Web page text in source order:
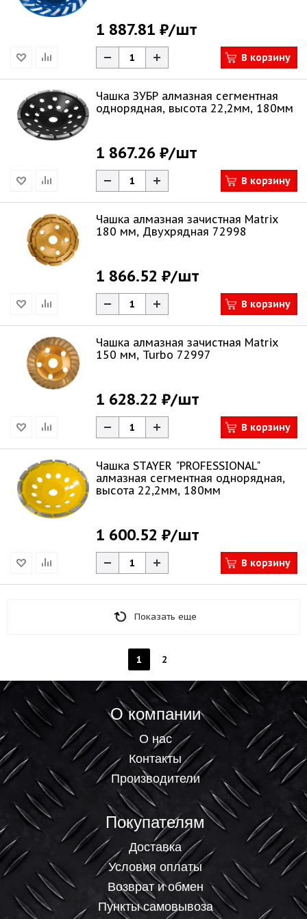
1 887.81 ₽/шт
В корзину
Чашка ЗУБР алмазная сегментная
однорядная, высота 22,2мм, 180мм
1 867.26 ₽/шт
В корзину
Чашка алмазная зачистная Matrix
180 мм, Двухрядная 72998
1 866.52 ₽/шт
В корзину
Чашка алмазная зачистная Matrix
150 мм, Turbo 72997
1 628.22 ₽/шт
В корзину
Чашка STAYER "PROFESSIONAL"
алмазная сегментная однорядная,
высота 22,2мм, 180мм
1 600.52 ₽/шт
В корзину
Показать еще
1 2
О компании
О нас
Контакты
Производители
Покупателям
Доставка
Условия оплаты
Возврат и обмен
Пункты самовывоза